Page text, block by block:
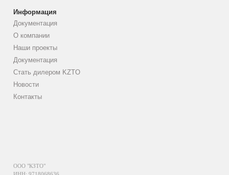
Информация
Документация
О компании
Наши проекты
Документация
Стать дилером KZTO
Новости
Контакты
ООО "КЗТО"